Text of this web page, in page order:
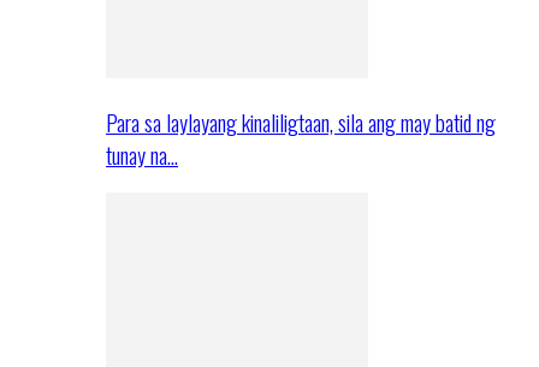
Para sa laylayang kinaliligtaan, sila ang may batid ng
tunay na…